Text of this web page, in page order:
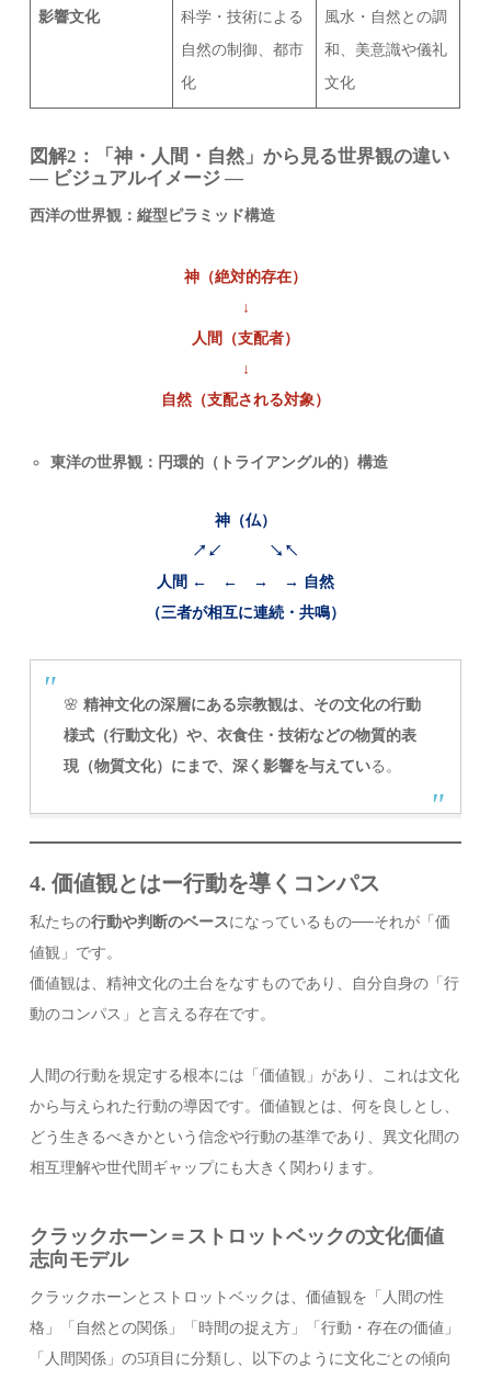
影響文化
科学・技術による
自然の制御、都市
化
風水・自然との調
和、美意識や儀礼
文化
図解2：
「神・人間・自然」から見る世界観の違い
― ビジュアルイメージ ―
西洋の世界観：縦型ピラミッド構造
神（絶対的存在）
↓
人間（支配者）
↓
自然（支配される対象）
東洋の世界観：円環的（トライアングル的）構造
神（仏）
↗↙ ↘↖
人間 ← ← → → 自然
（三者が相互に連続・共鳴）
🌸精神文化の深層にある宗教観は、その文化の行動
様式（行動文化）や、衣食住・技術などの物質的表
現（物質文化）にまで、深く影響を与えている。
4. 価値観とはー行動を導くコンパス
私たちの行動や判断のベースになっているもの──それが「価
値観」です。
価値観は、精神文化の土台をなすものであり、自分自身の「行
動のコンパス」と言える存在です。
人間の行動を規定する根本には「価値観」があり、これは文化
から与えられた行動の導因です。価値観とは、何を良しとし、
どう生きるべきかという信念や行動の基準であり、異文化間の
相互理解や世代間ギャップにも大きく関わります。
クラックホーン＝ストロットベックの文化価値
志向モデル
クラックホーンとストロットベックは、価値観を「人間の性
格」「自然との関係」「時間の捉え方」「行動・存在の価値」
「人間関係」の5項目に分類し、以下のように文化ごとの傾向